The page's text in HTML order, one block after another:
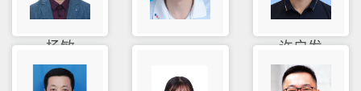
杨敏 yan an 许启发